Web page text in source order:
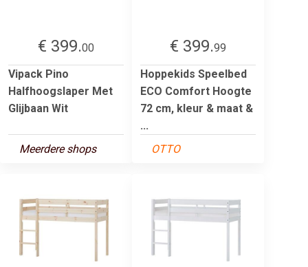
€ 399.00
Vipack Pino
Halfhoogslaper Met
Glijbaan Wit
Meerdere shops
€ 399.99
Hoppekids Speelbed
ECO Comfort Hoogte
72 cm, kleur & maat &
...
OTTO